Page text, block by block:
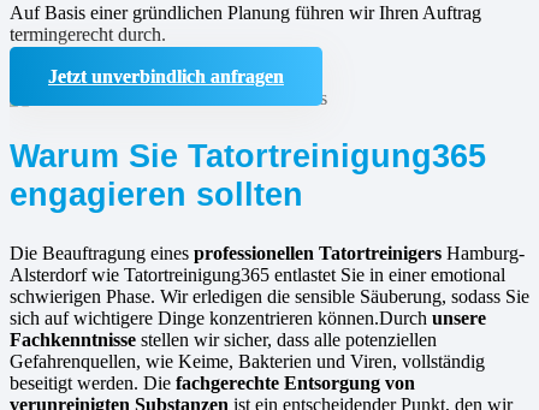
Auf Basis einer gründlichen Planung führen wir Ihren Auftrag
termingerecht durch.
Jetzt unverbindlich anfragen
Warum Sie Tatortreinigung365
engagieren sollten
Die Beauftragung eines professionellen Tatortreinigers Hamburg-
Alsterdorf wie Tatortreinigung365 entlastet Sie in einer emotional
schwierigen Phase. Wir erledigen die sensible Säuberung, sodass Sie
sich auf wichtigere Dinge konzentrieren können.Durch unsere
Fachkenntnisse stellen wir sicher, dass alle potenziellen
Gefahrenquellen, wie Keime, Bakterien und Viren, vollständig
beseitigt werden. Die fachgerechte Entsorgung von
verunreinigten Substanzen ist ein entscheidender Punkt, den wir